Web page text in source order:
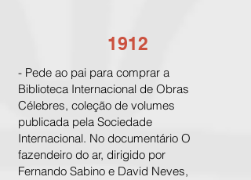
1912
- Pede ao pai para comprar a
Biblioteca Internacional de Obras
Célebres, coleção de volumes
publicada pela Sociedade
Internacional. No documentário O
fazendeiro do ar, dirigido por
Fernando Sabino e David Neves,